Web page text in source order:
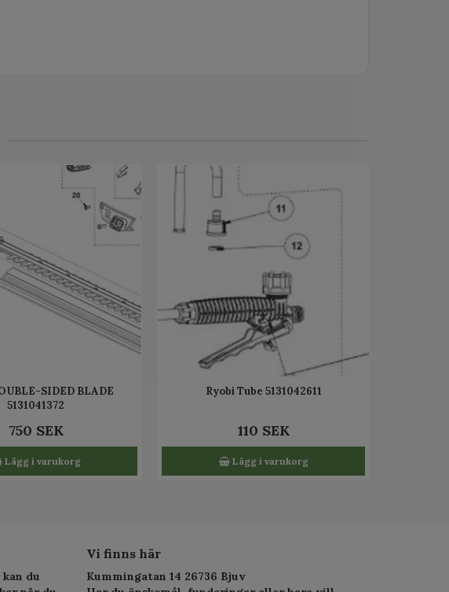
SIDED BLADE
5131041372
750 SEK
Lägg i varukorg
Ryobi Tube 5131042611
110 SEK
Lägg i varukorg
du
Vi finns här
Kummingatan 14 26736 Bjuv